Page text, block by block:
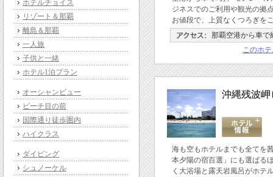
ジネスでのご利用や観光の拠
お値段で、上質なくつろぎを
那覇空港から車で
このホ
沖縄残波
海も空もホテルまでも全てを
本夕陽の宿百選」にも選ばる
く大浴場と露天岩風呂がホテ
ホテルチョイス
リゾート＆那覇
離島＆那覇
一人旅
子供と一緒
ホテル1泊プラン
オーシャンビュー
ビーチ目の前
国際通り徒歩圏内
ハイクラス
ダイビング
シュノーケル